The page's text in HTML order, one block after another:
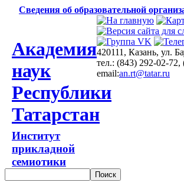
Сведения об образовательной
Академия
наук
Республики
Татарстан
Институт
прикладной
семиотики
420111, Казань, ул.
тел.: (843) 292-02-
email:an.rt@tatar.ru